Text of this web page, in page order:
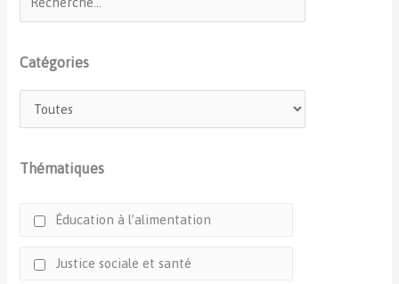
Catégories
Thématiques
Éducation à l’alimentation
Justice sociale et santé